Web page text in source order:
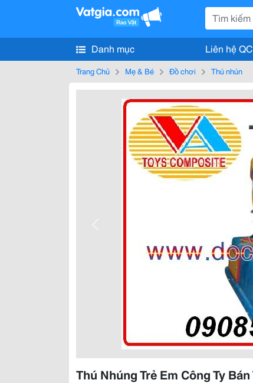
Danh mục Liên hệ QC
Trang Chủ Mẹ & Bé Đồ chơi Thú nhún
Thú Nhúng Trẻ Em Công Ty